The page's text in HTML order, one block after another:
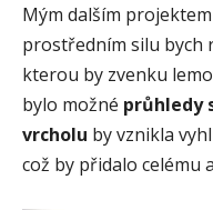
Mým dalším
prostředním silu bych
kterou by zvenku
bylo možné průhledy
vrcholu by vznikla
což by přidalo celému